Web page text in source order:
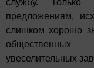
службу. Только
предложениям,
слишком хорошо
увеселительных